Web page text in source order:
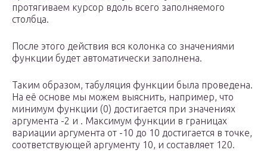
протягиваем курсор вдоль всего заполняемого
столбца.
После этого действия вся колонка со значениями
функции будет автоматически заполнена.
Таким образом, табуляция функции была проведена.
На её основе мы можем выяснить, например, что
минимум функции (0) достигается при значениях
аргумента -2 и . Максимум функции в границах
вариации аргумента от -10 до 10 достигается в точке,
соответствующей аргументу 10, и составляет 120.